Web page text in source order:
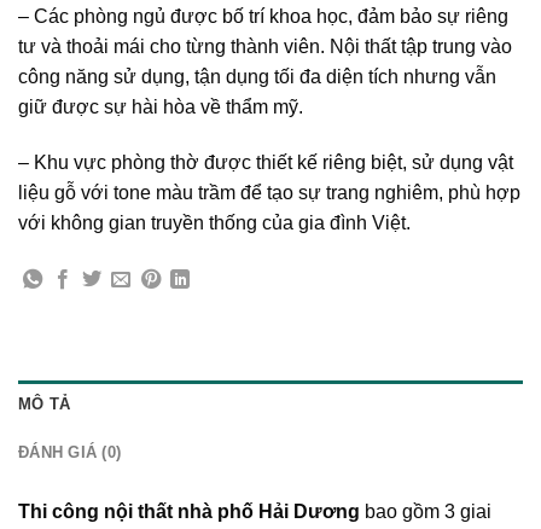
– Các phòng ngủ được bố trí khoa học, đảm bảo sự riêng
tư và thoải mái cho từng thành viên. Nội thất tập trung vào
công năng sử dụng, tận dụng tối đa diện tích nhưng vẫn
giữ được sự hài hòa về thẩm mỹ.
– Khu vực phòng thờ được thiết kế riêng biệt, sử dụng vật
liệu gỗ với tone màu trầm để tạo sự trang nghiêm, phù hợp
với không gian truyền thống của gia đình Việt.
MÔ TẢ
ĐÁNH GIÁ (0)
Thi công nội thất nhà phố Hải Dương bao gồm 3 giai